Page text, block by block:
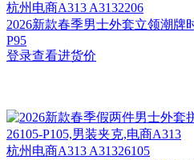
杭州 电商A313 A3132206
2026新款春季男士外套立领潮牌
P95
登录查看进货价
杭州 电商A313 A31326105